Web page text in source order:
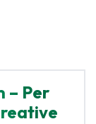
– Per